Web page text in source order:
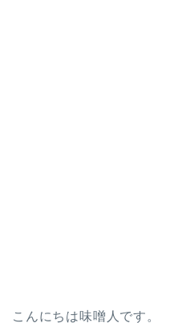
こんにちは味噌人です。